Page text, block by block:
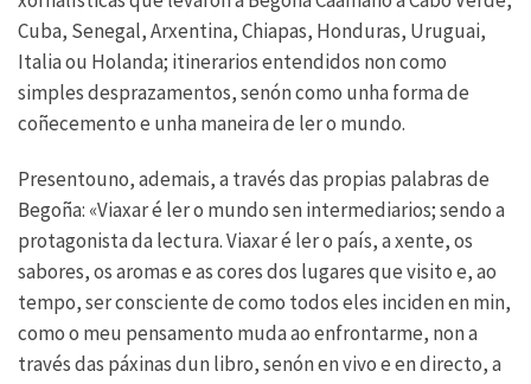
Cuba, Senegal, Arxentina, Chiapas, Honduras, Uruguai,
Italia ou Holanda; itinerarios entendidos non como
simples desprazamentos, senón como unha forma de
coñecemento e unha maneira de ler o mundo.
Presentouno, ademais, a través das propias palabras de
Begoña: «Viaxar é ler o mundo sen intermediarios; sendo a
protagonista da lectura. Viaxar é ler o país, a xente, os
sabores, os aromas e as cores dos lugares que visito e, ao
tempo, ser consciente de como todos eles inciden en min,
como o meu pensamento muda ao enfrontarme, non a
través das páxinas dun libro, senón en vivo e en directo, a